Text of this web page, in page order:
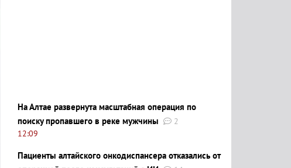
На Алтае развернута масштабная операция по
поиску пропавшего в реке мужчины
2
12:09
Пациенты алтайского онкодиспансера отказались от